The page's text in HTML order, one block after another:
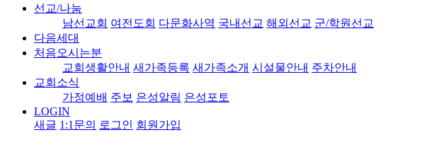
선교/나눔
남선교회 여전도회 다문화사역 국내선교 해외선교 군/학원선교
다음세대
처음오시는분
교회생활안내 새가족등록 새가족소개 시설물안내 주차안내
교회소식
가정예배 주보 은성알림 은성포토
LOGIN
새글 1:1문의 로그인 회원가입